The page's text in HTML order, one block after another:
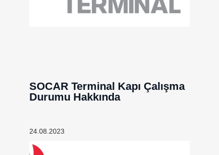
SOCAR Terminal Kapı Çalışma
Durumu Hakkında
24.08.2023